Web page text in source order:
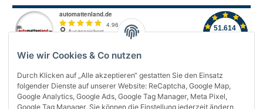
Wie wir Cookies & Co nutzen
Durch Klicken auf „Alle akzeptieren“ gestatten Sie den Einsatz
folgender Dienste auf unserer Website: ReCaptcha, Google Map,
Google Analytics, Google Ads, Google Tag Manager, Meta Pixel,
Google Tag Manager. Sie können die Einstellung jederzeit ändern
Über uns